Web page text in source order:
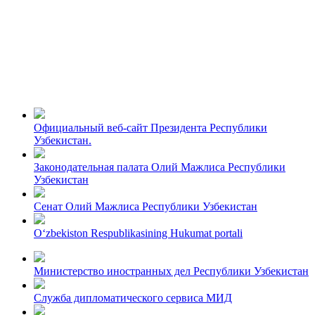
Официальный веб-сайт Президента Республики
Узбекистан.
Законодательная палата Олий Мажлиса Республики
Узбекистан
Сенат Олий Мажлиса Республики Узбекистан
O‘zbekiston Respublikasining Hukumat portali
Министерство иностранных дел Республики Узбекистан
Служба дипломатического сервиса МИД